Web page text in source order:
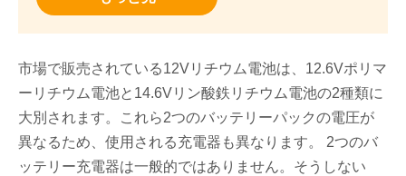
市場で販売されている12Vリチウム電池は、12.6Vポリマ
ーリチウム電池と14.6Vリン酸鉄リチウム電池の2種類に
大別されます。これら2つのバッテリーパックの電圧が
異なるため、使用される充電器も異なります。 2つのバ
ッテリー充電器は一般的ではありません。そうしない